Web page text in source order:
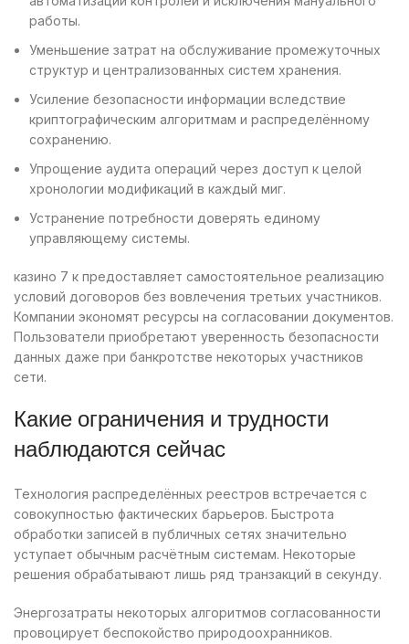
работы.
Уменьшение затрат на обслуживание промежуточных
структур и централизованных систем хранения.
Усиление безопасности информации вследствие
криптографическим алгоритмам и распределённому
сохранению.
Упрощение аудита операций через доступ к целой
хронологии модификаций в каждый миг.
Устранение потребности доверять единому
управляющему системы.
казино 7 к предоставляет самостоятельное реализацию
условий договоров без вовлечения третьих участников.
Компании экономят ресурсы на согласовании документов.
Пользователи приобретают уверенность безопасности
данных даже при банкротстве некоторых участников
сети.
Какие ограничения и трудности
наблюдаются сейчас
Технология распределённых реестров встречается с
совокупностью фактических барьеров. Быстрота
обработки записей в публичных сетях значительно
уступает обычным расчётным системам. Некоторые
решения обрабатывают лишь ряд транзакций в секунду.
Энергозатраты некоторых алгоритмов согласованности
провоцирует беспокойство природоохранников.